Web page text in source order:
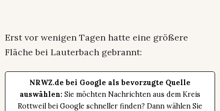
Erst vor wenigen Tagen hatte eine größere
Fläche bei Lauterbach gebrannt:
NRWZ.de bei Google als bevorzugte Quelle
auswählen: Sie möchten Nachrichten aus dem Kreis
Rottweil bei Google schneller finden? Dann wählen Sie